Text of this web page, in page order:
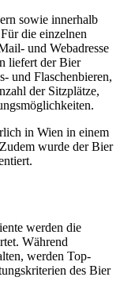
sowie innerhalb
die einzelnen
und Webadresse
liefert der Bier
und Flaschenbieren,
der Sitzplätze,
in Wien in einem
wurde der Bier
werden die
Während
werden Top-
des Bier